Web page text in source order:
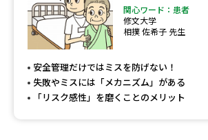
デジタルパンフレット
新学年スタート号特集ページ
（高3生用）
（高2生用）
SELFBRAND特集ページ
関心ワード：患者
修文大学
相撲 佐希子 先生
安全管理だけではミスを防げない！
失敗やミスには「メカニズム」がある
「リスク感性」を磨くことのメリット